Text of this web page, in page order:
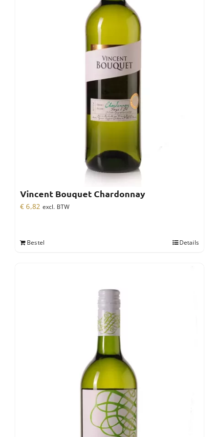
Vincent Bouquet Chardonnay
€ 6,82 excl. BTW
Bestel Details